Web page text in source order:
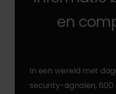
en
In een wereld met
security-signalen,